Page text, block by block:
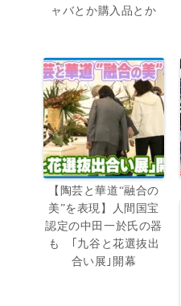
ャバとか購入品とか
【陶芸と華道“融合の
美”を表現】人間国宝
認定の中田一於氏の器
も ｢九谷と花選抜出
合い展｣開幕